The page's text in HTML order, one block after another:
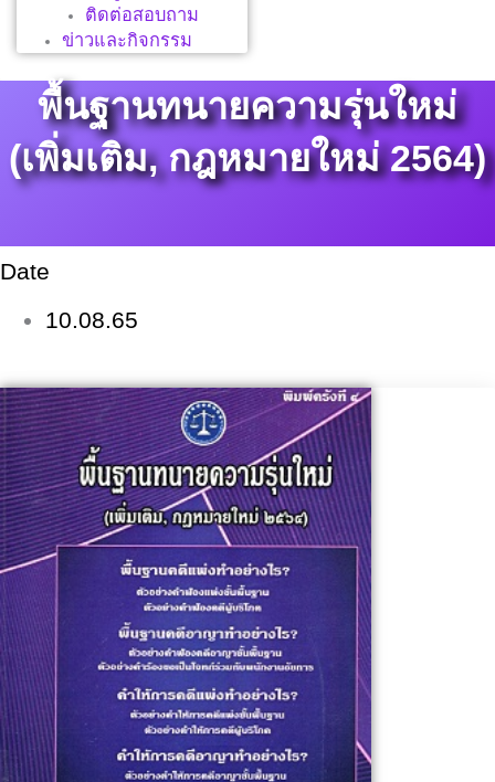
ติดต่อสอบถาม
ข่าวและกิจกรรม
พื้นฐานทนายความรุ่นใหม่
(เพิ่มเติม, กฎหมายใหม่ 2564)
Date
10.08.65